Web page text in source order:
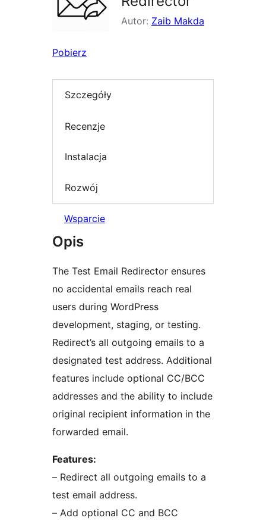
Autor: Zaib Makda
Pobierz
Szczegóły
Recenzje
Instalacja
Rozwój
Wsparcie
Opis
The Test Email Redirector ensures
no accidental emails reach real
users during WordPress
development, staging, or testing.
Redirect’s all outgoing emails to a
designated test address. Additional
features include optional CC/BCC
addresses and the ability to include
original recipient information in the
forwarded email.
Features:
– Redirect all outgoing emails to a
test email address.
– Add optional CC and BCC